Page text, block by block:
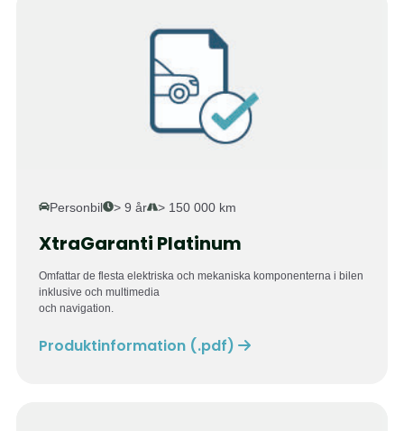
Personbil > 9 år > 150 000 km
XtraGaranti Platinum
Omfattar de flesta elektriska och mekaniska komponenterna i bilen
inklusive och multimedia
och navigation.
Produktinformation (.pdf)